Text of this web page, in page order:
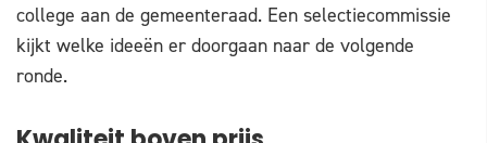
college aan de gemeenteraad. Een selectiecommissie
kijkt welke ideeën er doorgaan naar de volgende
ronde.